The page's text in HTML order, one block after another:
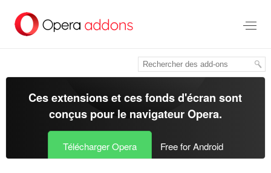
contenu
Ces extensions et ces fonds d'écran sont
conçus pour le navigateur Opera.
Télécharger Opera Free for Android